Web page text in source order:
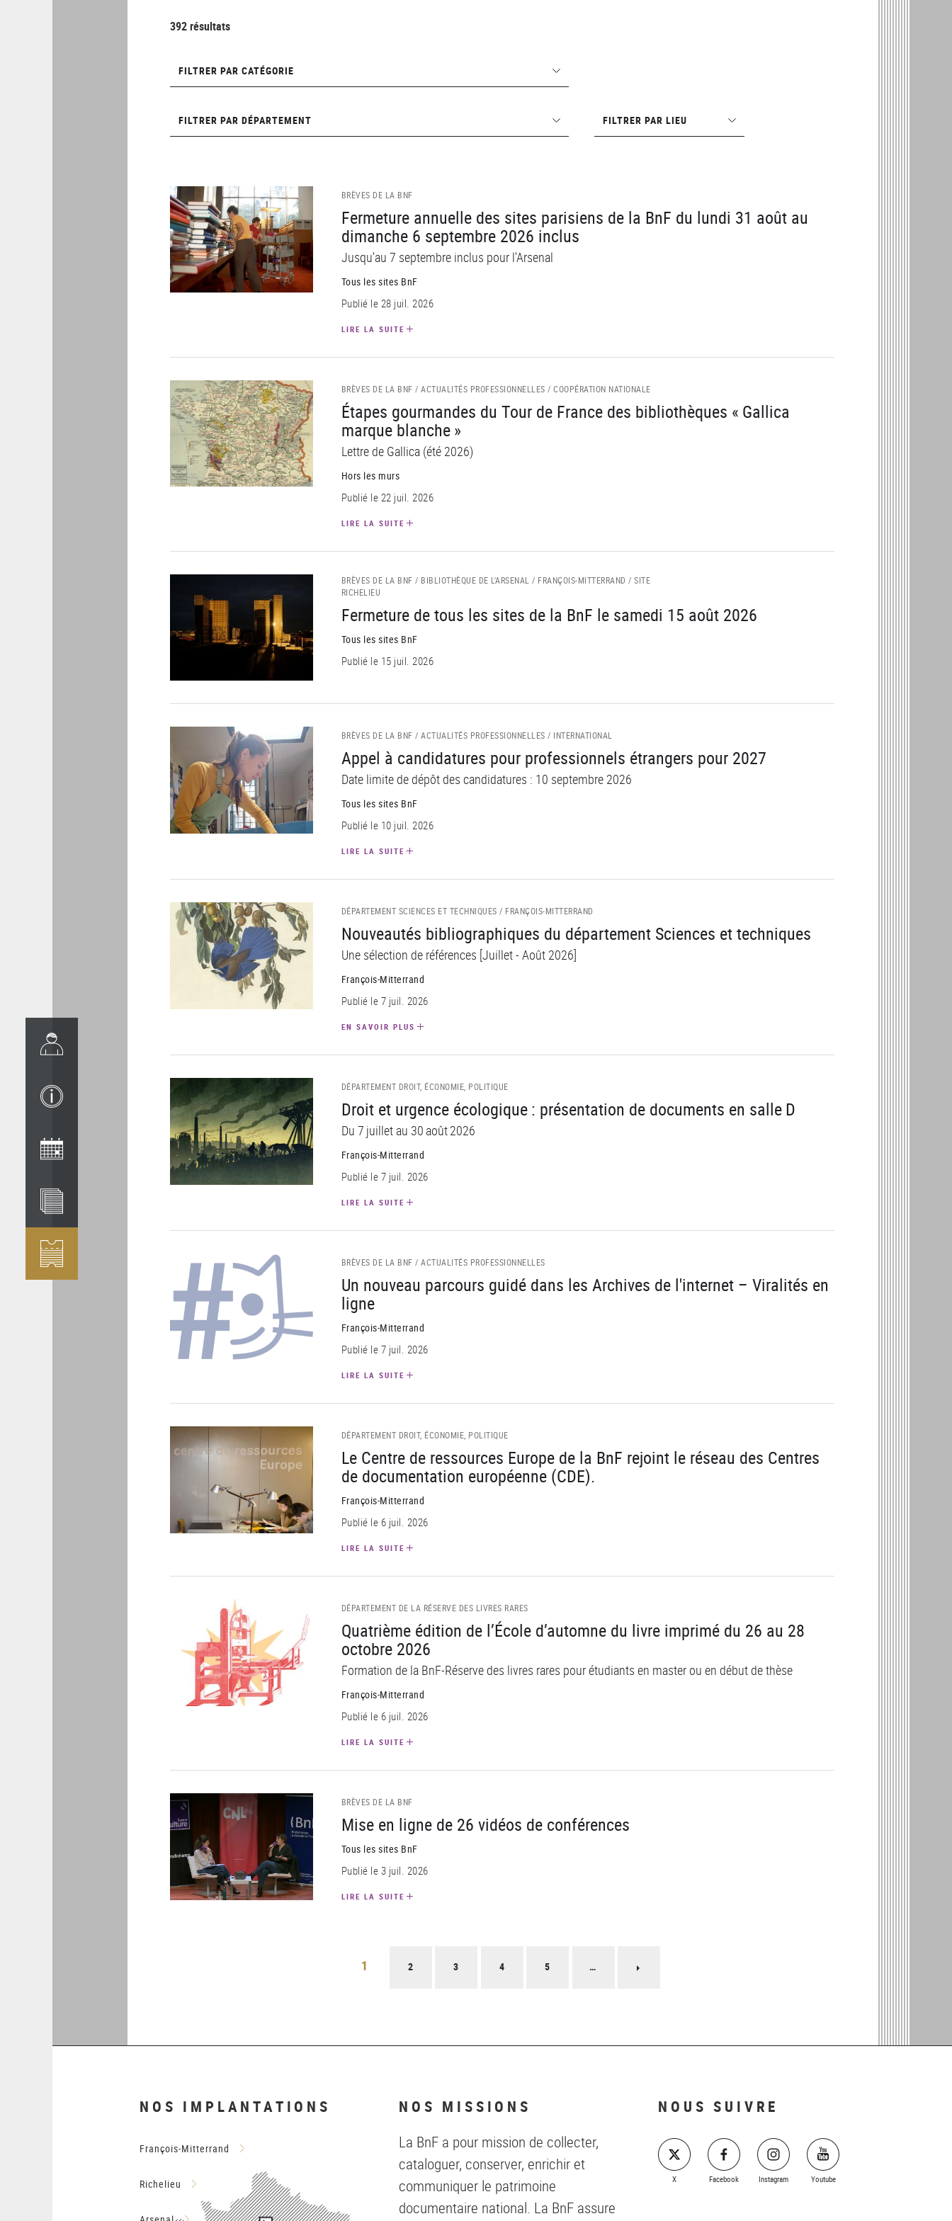
392 résultats
par
catégorie
FILTRER PAR CATÉGORIE
par
département
FILTRER PAR DÉPARTEMENT
par
lieu
FILTRER PAR LIEU
BRÈVES DE LA BNF
Fermeture annuelle des sites parisiens de la BnF du lundi 31 août au
dimanche 6 septembre 2026 inclus
Jusqu'au 7 septembre inclus pour l'Arsenal
Tous les sites BnF
Publié le 28 juil. 2026
LIRE LA SUITE
BRÈVES DE LA BNF / ACTUALITÉS PROFESSIONNELLES / COOPÉRATION NATIONALE
Étapes gourmandes du Tour de France des bibliothèques « Gallica
marque blanche »
Lettre de Gallica (été 2026)
Hors les murs
Publié le 22 juil. 2026
LIRE LA SUITE
BRÈVES DE LA BNF / BIBLIOTHÈQUE DE L'ARSENAL / FRANÇOIS-MITTERRAND / SITE
RICHELIEU
Fermeture de tous les sites de la BnF le samedi 15 août 2026
Tous les sites BnF
Publié le 15 juil. 2026
BRÈVES DE LA BNF / ACTUALITÉS PROFESSIONNELLES / INTERNATIONAL
Appel à candidatures pour professionnels étrangers pour 2027
Date limite de dépôt des candidatures : 10 septembre 2026
Tous les sites BnF
Publié le 10 juil. 2026
LIRE LA SUITE
DÉPARTEMENT SCIENCES ET TECHNIQUES / FRANÇOIS-MITTERRAND
Nouveautés bibliographiques du département Sciences et techniques
Une sélection de références [Juillet - Août 2026]
François-Mitterrand
Publié le 7 juil. 2026
EN SAVOIR PLUS
DÉPARTEMENT DROIT, ÉCONOMIE, POLITIQUE
Droit et urgence écologique : présentation de documents en salle D
Du 7 juillet au 30 août 2026
François-Mitterrand
Publié le 7 juil. 2026
LIRE LA SUITE
BRÈVES DE LA BNF / ACTUALITÉS PROFESSIONNELLES
Un nouveau parcours guidé dans les Archives de l'internet – Viralités en
ligne
François-Mitterrand
Publié le 7 juil. 2026
LIRE LA SUITE
DÉPARTEMENT DROIT, ÉCONOMIE, POLITIQUE
Le Centre de ressources Europe de la BnF rejoint le réseau des Centres
de documentation européenne (CDE).
François-Mitterrand
Publié le 6 juil. 2026
LIRE LA SUITE
DÉPARTEMENT DE LA RÉSERVE DES LIVRES RARES
Quatrième édition de l’École d’automne du livre imprimé du 26 au 28
octobre 2026
Formation de la BnF-Réserve des livres rares pour étudiants en master ou en début de thèse
François-Mitterrand
Publié le 6 juil. 2026
LIRE LA SUITE
BRÈVES DE LA BNF
Mise en ligne de 26 vidéos de conférences
Tous les sites BnF
Publié le 3 juil. 2026
LIRE LA SUITE
1 2 3 4 5 …
NOS IMPLANTATIONS
François-Mitterrand
Richelieu
NOS MISSIONS
La BnF a pour mission de collecter,
cataloguer, conserver, enrichir et
communiquer le patrimoine
documentaire national. La BnF assure
NOUS SUIVRE
X Facebook Instagram Youtube